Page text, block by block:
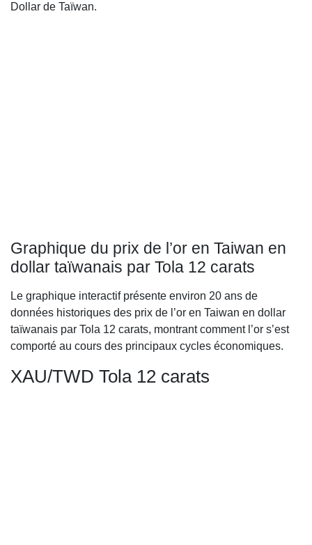
Dollar de Taïwan.
Graphique du prix de l’or en Taiwan en
dollar taïwanais par Tola 12 carats
Le graphique interactif présente environ 20 ans de
données historiques des prix de l’or en Taiwan en dollar
taïwanais par Tola 12 carats, montrant comment l’or s’est
comporté au cours des principaux cycles économiques.
XAU/TWD Tola 12 carats